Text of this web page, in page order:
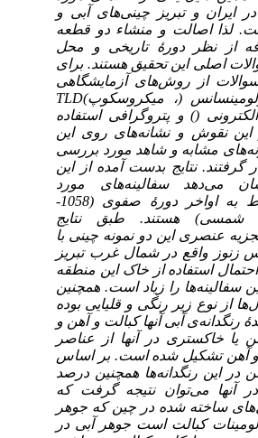
ایران و تبریز چینی‌های آبی و
لذا اصالت و منشاء دو قطعه
از نظر دورۀ تاریخی و محل
اصلی این تحقیق هستند. برای
از روش‌های آزمایشگاهی
(
TLD)، میکروسکوپ
( ) و پتروگرافیاستفاده
نقوش و نشانه‌های روی این
مشابه و شاهد مورد بررسی
گرفتند.نتایج بدست آمده از این
می‌دهد سفالینه‌های مورد
مطالعه مربوط به اواخر دورۀ صفوی (1058-
شمسی) هستند. طبق نتایج
عنصری این دو نمونه چینی با
واقع در شمال غرب تبریز
استفاده از خاک این منطقه
سفالینه‌ها را زیاد است. همچنین
از نوع زیر رنگی و قلیایی بوده
رنگدانه‌ی آبی آنها کبالت و آهن و
یا خاکستری در آنها از عناصر
آهن تشکیل شده است. بر اساس
در این رنگدانه‌ها همچنین درصد
آنها می‌توان نتیجه گرفت که
ساخته شده در چین که جوهر
کبالت است جوهر آبی در